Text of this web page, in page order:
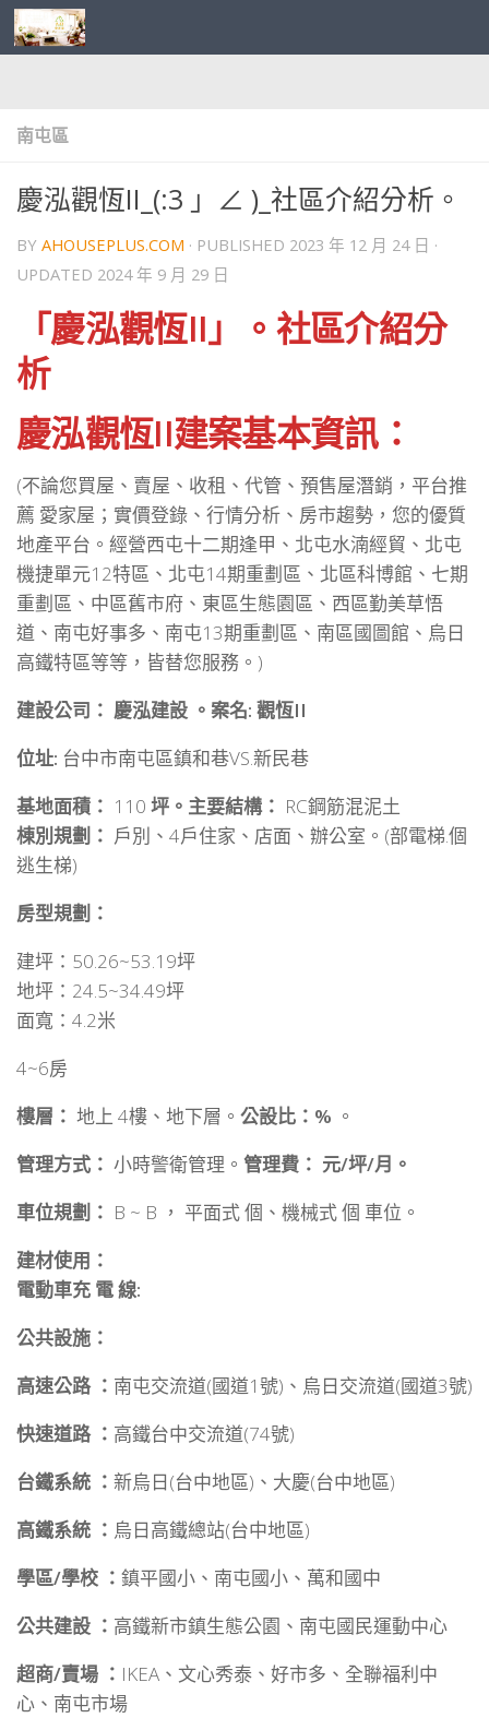
Skip to content
南屯區
慶泓觀恆II_(:3 」∠ )_社區介紹分析。
BY AHOUSEPLUS.COM · PUBLISHED 2023 年 12 月 24 日 ·
UPDATED 2024 年 9 月 29 日
「慶泓觀恆II」。社區介紹分
析
慶泓觀恆II建案基本資訊：
(不論您買屋、賣屋、收租、代管、預售屋潛銷，平台推
薦 愛家屋；實價登錄、行情分析、房市趨勢，您的優質
地產平台。經營西屯十二期逢甲、北屯水湳經貿、北屯
機捷單元12特區、北屯14期重劃區、北區科博館、七期
重劃區、中區舊市府、東區生態園區、西區勤美草悟
道、南屯好事多、南屯13期重劃區、南區國圖館、烏日
高鐵特區等等，皆替您服務。)
建設公司： 慶泓建設 。案名: 觀恆II
位址: 台中市南屯區鎮和巷VS.新民巷
基地面積： 110 坪。主要結構： RC鋼筋混泥土
棟別規劃： 戶別、4戶住家、店面、辦公室。(部電梯.個
逃生梯)
房型規劃：
建坪：50.26~53.19坪
地坪：24.5~34.49坪
面寬：4.2米
4~6房
樓層： 地上 4樓、地下層。 公設比：% 。
管理方式： 小時警衛管理。 管理費： 元/坪/月。
車位規劃： B ~ B ， 平面式 個、機械式 個 車位。
建材使用：
電動車充 電 線:
公共設施：
高速公路 ： 南屯交流道(國道1號)、烏日交流道(國道3號)
快速道路 ： 高鐵台中交流道(74號)
台鐵系統 ： 新烏日(台中地區)、大慶(台中地區)
高鐵系統 ： 烏日高鐵總站(台中地區)
學區/學校 ： 鎮平國小、南屯國小、萬和國中
公共建設 ： 高鐵新市鎮生態公園、南屯國民運動中心
超商/賣場 ： IKEA、文心秀泰、好市多、全聯福利中
心、南屯市場